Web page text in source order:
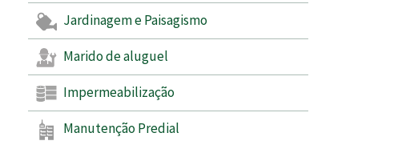
Jardinagem e Paisagismo
Marido de aluguel
Impermeabilização
Manutenção Predial